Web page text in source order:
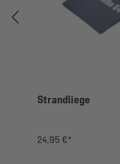
Strandliege
24,95 €*